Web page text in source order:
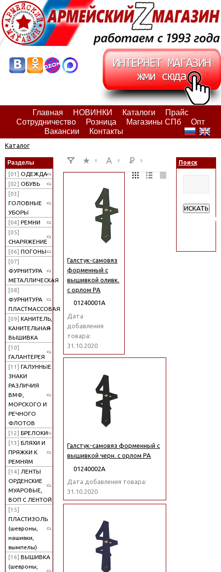
Главная НОВИНКИ Каталоги
Прайс
Сотрудничество
Розница Магазины СПб
Опт
Вакансии
Контакты
Каталог
Разделы
[01] ОДЕЖДА
[02] ОБУВЬ
[03]
ГОЛОВНЫЕ
УБОРЫ
[04] РЕМНИ
[05]
СНАРЯЖЕНИЕ
[06] ПОГОНЫ
[07]
ФУРНИТУРА
МЕТАЛЛИЧЕСКАЯ
[08]
ФУРНИТУРА
ПЛАСТМАССОВАЯ
[09] КАНИТЕЛЬ,
КАНИТЕЛЬНАЯ
ВЫШИВКА
[10]
ГАЛАНТЕРЕЯ
[11] ГАЛУННЫЕ
ЗНАКИ
РАЗЛИЧИЯ
ВМФ,
МОРСКОГО И
РЕЧНОГО
ФЛОТОВ
[12] БРЕЛОКИ
[13] БЛЯХИ И
ПРЯЖКИ К
РЕМНЯМ
[14] ЛЕНТЫ
ОРДЕНСКИЕ
МУАРОВЫЕ,
ВОП С ЛЕНТОЙ
[15]
ПЛАСТИЗОЛЬ
(шевроны,
нашивки,
вымпелы)
[16] ВЫШИВКА
(шевроны,
Галстук-самовяз
форменный с
вышивкой оливк.
с орлом РА
01240001А
Дата
добавления
товара:
31.10.2020
Галстук-самовяз форменный с
вышивкой черн. с орлом РА
01240002А
Дата добавления товара:
31.10.2020
Поиск
ИСКАТЬ